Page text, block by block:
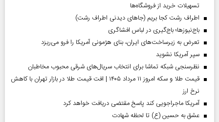
تسهیلات خرید از فروشگاه‌ها
اطراف رشت کجا بریم (جاهای دیدنی اطراف رشت)
باج‌نیوزها؛ باج‌گیری در لباس افشاگری
تعرض به زیرساخت‌های ایران، بنای هژمونی آمریکا را فرو می‌ریزد
سپر آمریکا نشوید
نظرسنجی شبکه تماشا برای انتخاب سریال‌های شرقی محبوب مخاطبان
قیمت طلا و سکه امروز ۱۱ مرداد ۱۴۰۵ | افت قیمت طلا در بازار تهران با کاهش
نرخ ارز
آمریکا ماجراجویی کند پاسخ مقتضی دریافت خواهد کرد
عشق به حسین (ع) تا لحظه شهادت